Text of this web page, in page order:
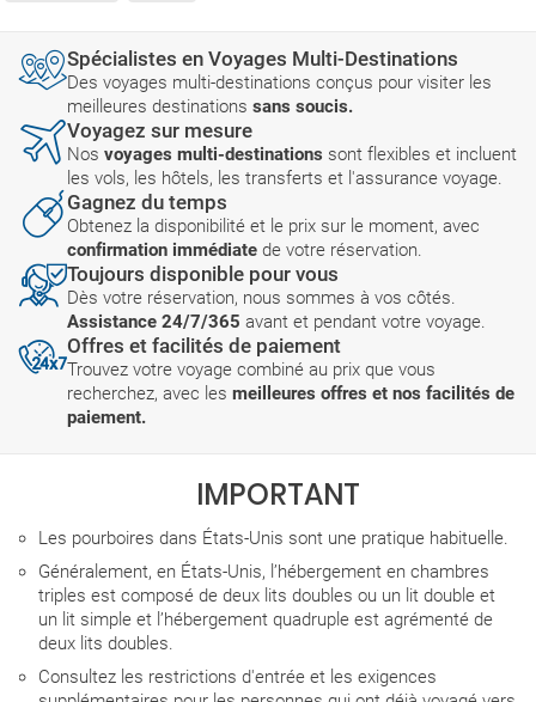
Spécialistes en Voyages Multi-Destinations
Des voyages multi-destinations conçus pour visiter les
meilleures destinations sans soucis.
Voyagez sur mesure
Nos voyages multi-destinations sont flexibles et incluent
les vols, les hôtels, les transferts et l'assurance voyage.
Gagnez du temps
Obtenez la disponibilité et le prix sur le moment, avec
confirmation immédiate de votre réservation.
Toujours disponible pour vous
Dès votre réservation, nous sommes à vos côtés.
Assistance 24/7/365 avant et pendant votre voyage.
Offres et facilités de paiement
Trouvez votre voyage combiné au prix que vous
recherchez, avec les meilleures offres et nos facilités de
paiement.
IMPORTANT
Les pourboires dans États-Unis sont une pratique habituelle.
Généralement, en États-Unis, l’hébergement en chambres
triples est composé de deux lits doubles ou un lit double et
un lit simple et l’hébergement quadruple est agrémenté de
deux lits doubles.
Consultez les restrictions d'entrée et les exigences